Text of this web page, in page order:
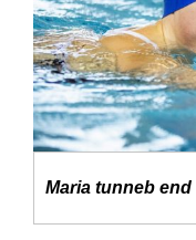
Maria tunneb